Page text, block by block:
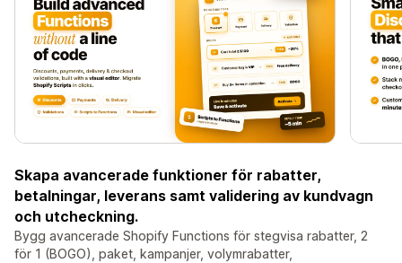
Skapa avancerade funktioner för rabatter,
betalningar, leverans samt validering av kundvagn
och utcheckning.
Bygg avancerade Shopify Functions för stegvisa rabatter, 2
för 1 (BOGO), paket, kampanjer, volymrabatter,